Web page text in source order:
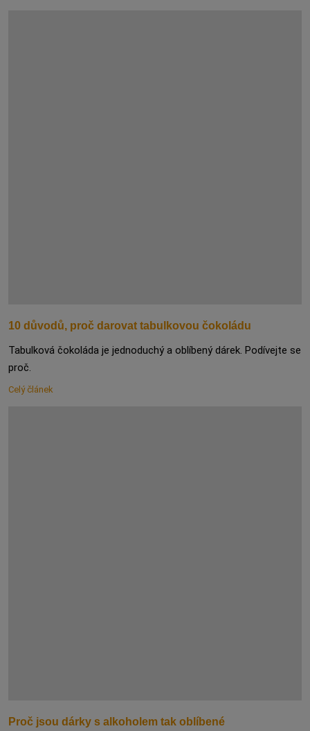
10 důvodů, proč darovat tabulkovou čokoládu
Tabulková čokoláda je jednoduchý a oblíbený dárek. Podívejte se
proč.
Celý článek
Proč jsou dárky s alkoholem tak oblíbené